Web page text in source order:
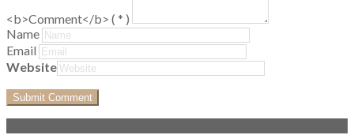
<b>Comment</b> ( * )
Name
Email
Website